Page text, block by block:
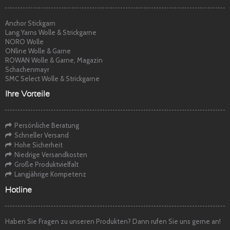
Anchor Stickgarn
Lang Yarns Wolle & Strickgarne
NORO Wolle
ONline Wolle & Garne
ROWAN Wolle & Garne, Magazin
Schachenmayr
SMC Select Wolle & Strickgarne
Ihre Vorteile
Persönliche Beratung
Schneller Versand
Hohe Sicherheit
Niedrige Versandkosten
Große Produktvielfalt
Langjährige Kompetenz
Hotline
Haben Sie Fragen zu unseren Produkten? Dann rufen Sie uns gerne an!